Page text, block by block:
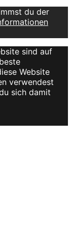
du der
sind auf
Website
verwendest
sich damit